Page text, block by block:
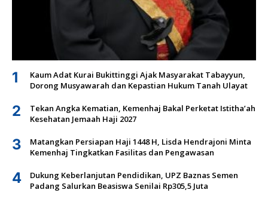
1
Kaum Adat Kurai Bukittinggi Ajak Masyarakat Tabayyun,
Dorong Musyawarah dan Kepastian Hukum Tanah Ulayat
2
Tekan Angka Kematian, Kemenhaj Bakal Perketat Istitha’ah
Kesehatan Jemaah Haji 2027
3
Matangkan Persiapan Haji 1448 H, Lisda Hendrajoni Minta
Kemenhaj Tingkatkan Fasilitas dan Pengawasan
4
Dukung Keberlanjutan Pendidikan, UPZ Baznas Semen
Padang Salurkan Beasiswa Senilai Rp305,5 Juta